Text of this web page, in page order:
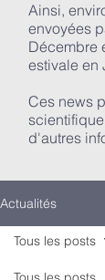
Ainsi,
envoyées
Décembre
estivale en
Ces news
d'autres
Actualités
Tous les posts